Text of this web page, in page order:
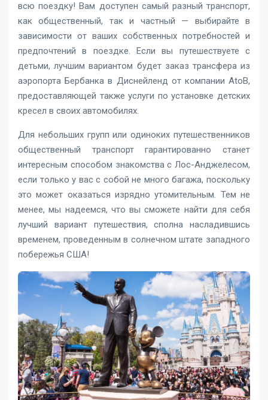
всю поездку! Вам доступен самый разный транспорт,
как общественный, так и частный — выбирайте в
зависимости от ваших собственных потребностей и
предпочтений в поездке. Если вы путешествуете с
детьми, лучшим вариантом будет заказ трансфера из
аэропорта Бербанка в Диснейленд от компании AtoB,
предоставляющей также услуги по установке детских
кресел в своих автомобилях.
Для небольших групп или одиноких путешественников
общественный транспорт гарантированно станет
интересным способом знакомства с Лос-Анджелесом,
если только у вас с собой не много багажа, поскольку
это может оказаться изрядно утомительным. Тем не
менее, мы надеемся, что вы сможете найти для себя
лучший вариант путешествия, сполна насладившись
временем, проведенным в солнечном штате западного
побережья США!